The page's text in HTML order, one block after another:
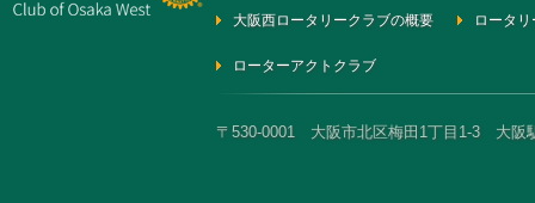
大阪西ロータリークラブの概要 ロータ
ローターアクトクラブ
〒530-0001 大阪市北区梅田1丁目1-3 大阪